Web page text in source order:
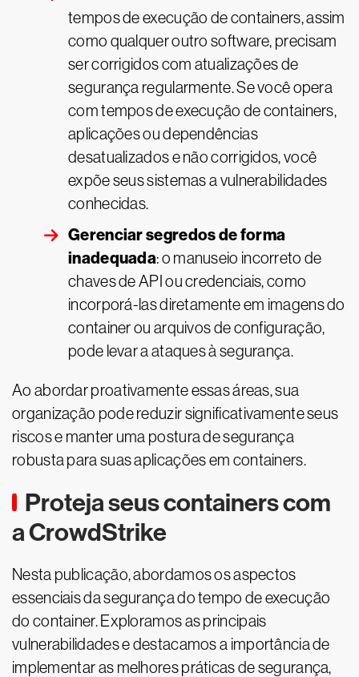
tempos de execução de containers, assim
como qualquer outro software, precisam
ser corrigidos com atualizações de
segurança regularmente. Se você opera
com tempos de execução de containers,
aplicações ou dependências
desatualizados e não corrigidos, você
expõe seus sistemas a vulnerabilidades
conhecidas.
Gerenciar segredos de forma
inadequada: o manuseio incorreto de
chaves de API ou credenciais, como
incorporá-las diretamente em imagens do
container ou arquivos de configuração,
pode levar a ataques à segurança.
Ao abordar proativamente essas áreas, sua
organização pode reduzir significativamente seus
riscos e manter uma postura de segurança
robusta para suas aplicações em containers.
Proteja seus containers com
a CrowdStrike
Nesta publicação, abordamos os aspectos
essenciais da segurança do tempo de execução
do container. Exploramos as principais
vulnerabilidades e destacamos a importância de
implementar as melhores práticas de segurança,